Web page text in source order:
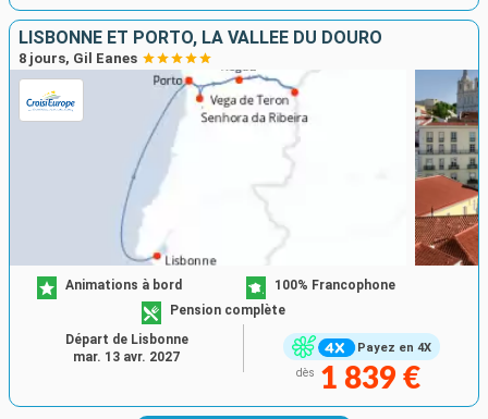
LISBONNE ET PORTO, LA VALLÉE DU DOURO
8 jours, Gil Eanes
Payez en 4X
Animations à bord
100% Francophone
Pension complète
dès 1 839 €
Départ de Lisbonne
mar. 13 avr. 2027